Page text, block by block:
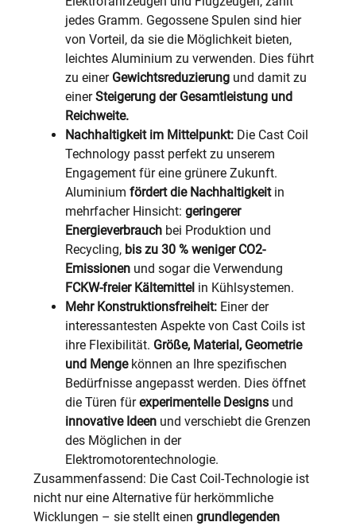
jedes Gramm. Gegossene Spulen sind hier
von Vorteil, da sie die Möglichkeit bieten,
leichtes Aluminium zu verwenden. Dies führt
zu einer Gewichtsreduzierung und damit zu
einerSteigerung der Gesamtleistung und
Reichweite.
Nachhaltigkeit im Mittelpunkt: Die Cast Coil
Technology passt perfekt zu unserem
Engagement für eine grünere Zukunft.
Aluminium fördert die Nachhaltigkeitin
mehrfacher Hinsicht: geringerer
Energieverbrauch bei Produktion und
Recycling, bis zu 30 % weniger CO2-
Emissionen und sogar die Verwendung
FCKW-freier Kältemittel in Kühlsystemen.
Mehr Konstruktionsfreiheit: Einer der
interessantesten Aspekte von Cast Coils ist
ihre Flexibilität. Größe, Material, Geometrie
und Mengekönnen an Ihre spezifischen
Bedürfnisse angepasst werden. Dies öffnet
die Türen fürexperimentelle Designs und
innovative Ideen und verschiebt die Grenzen
des Möglichen in der
Elektromotorentechnologie.
Zusammenfassend: Die Cast Coil-Technologie ist
nicht nur eine Alternative für herkömmliche
Wicklungen – sie stellt einen grundlegenden